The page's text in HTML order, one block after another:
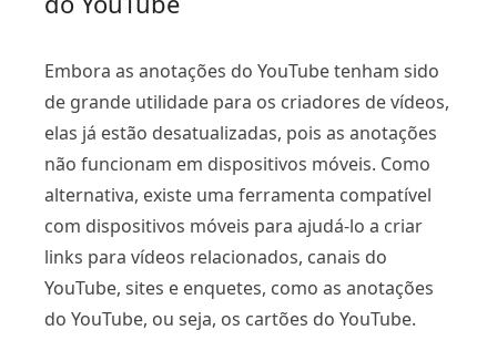
Embora as anotações do YouTube tenham sido
de grande utilidade para os criadores de vídeos,
elas já estão desatualizadas, pois as anotações
não funcionam em dispositivos móveis. Como
alternativa, existe uma ferramenta compatível
com dispositivos móveis para ajudá-lo a criar
links para vídeos relacionados, canais do
YouTube, sites e enquetes, como as anotações
do YouTube, ou seja, os cartões do YouTube.